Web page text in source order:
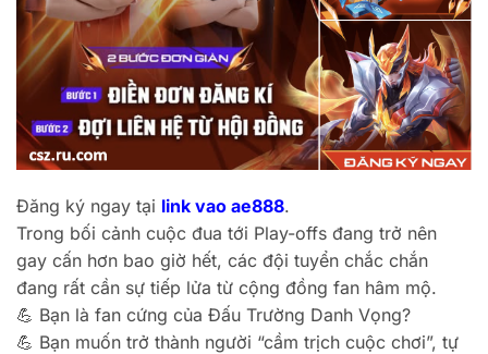
Đăng ký ngay tại link vao ae888.
Trong bối cảnh cuộc đua tới Play-offs đang trở nên
gay cấn hơn bao giờ hết, các đội tuyển chắc chắn
đang rất cần sự tiếp lửa từ cộng đồng fan hâm mộ.
💪 Bạn là fan cứng của Đấu Trường Danh Vọng?
💪 Bạn muốn trở thành người “cầm trịch cuộc chơi”, tự